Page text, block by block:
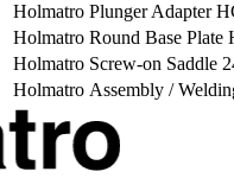
Holmatro Plunger Adapter
Holmatro Round Base Plate
Holmatro Screw-on Saddle
Holmatro Assembly /